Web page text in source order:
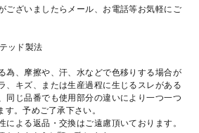
ございましたらメール、お電話等お気軽にご
ッド製法
為、摩擦や、汗、水などで色移りする場合が
、キズ、または生産過程に生じるスレがある
同じ品番でも使用部分の違いにより一つ一つ
。予めご了承下さい。
よる返品・交換はご遠慮頂いております。